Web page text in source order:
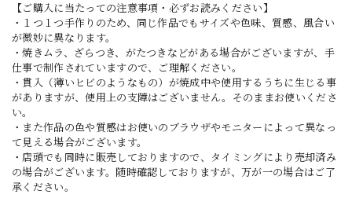
【ご購入に当たっての注意事項・必ずお読みください】
・１つ１つ手作りのため、同じ作品でもサイズや色味、質感、風合い
が微妙に異なります。
・焼きムラ、ざらつき、がたつきなどがある場合がございますが、手
仕事で制作されていますので、ご理解ください。
・貫入（薄いヒビのようなもの）が焼成中や使用するうちに生じる事
がありますが、使用上の支障はございません。そのままお使いくださ
い。
・また作品の色や質感はお使いのブラウザやモニターによって異なっ
て見える場合がございます。
・店頭でも同時に販売しておりますので、タイミングにより売却済み
の場合がございます。随時確認しておりますが、万が一の場合はご了
承ください。